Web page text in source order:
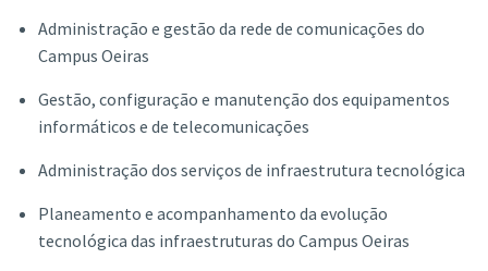
Administração e gestão da rede de comunicações do
Campus Oeiras
Gestão, configuração e manutenção dos equipamentos
informáticos e de telecomunicações
Administração dos serviços de infraestrutura tecnológica
Planeamento e acompanhamento da evolução
tecnológica das infraestruturas do Campus Oeiras